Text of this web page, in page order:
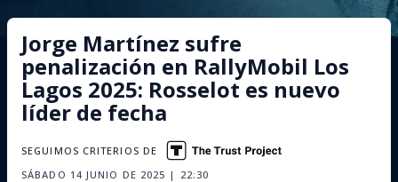
Jorge Martínez sufre
penalización en RallyMobil Los
Lagos 2025: Rosselot es nuevo
líder de fecha
SÁBADO 14 JUNIO DE 2025 | 22:30
SEGUIMOS CRITERIOS DE